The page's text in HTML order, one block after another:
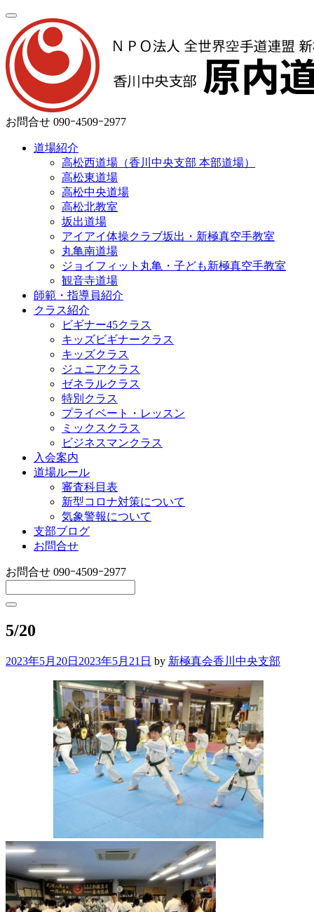
お問合せ 090ｰ4509ｰ2977
道場紹介
高松西道場（香川中央支部 本部道場）
高松東道場
高松中央道場
高松北教室
坂出道場
アイアイ体操クラブ坂出・新極真空手教室
丸亀南道場
ジョイフィット丸亀・子ども新極真空手教室
観音寺道場
師範・指導員紹介
クラス紹介
ビギナー45クラス
キッズビギナークラス
キッズクラス
ジュニアクラス
ゼネラルクラス
特別クラス
プライベート・レッスン
ミックスクラス
ビジネスマンクラス
入会案内
道場ルール
審査科目表
新型コロナ対策について
気象警報について
支部ブログ
お問合せ
お問合せ 090ｰ4509ｰ2977
5/20
2023年5月20日 2023年5月21日 by 新極真会香川中央支部